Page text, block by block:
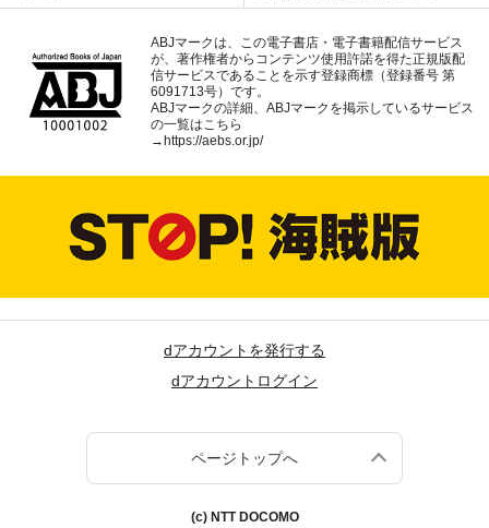
ABJマークは、この電子書店・電子書籍配信サービス
が、著作権者からコンテンツ使用許諾を得た正規版配
信サービスであることを示す登録商標（登録番号 第
6091713号）です。
ABJマークの詳細、ABJマークを掲示しているサービス
の一覧はこちら
→ https://aebs.or.jp/
dアカウントを発行する
dアカウントログイン
ページトップへ
(c) NTT DOCOMO